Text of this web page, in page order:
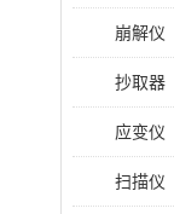
崩解仪
抄取器
应变仪
扫描仪